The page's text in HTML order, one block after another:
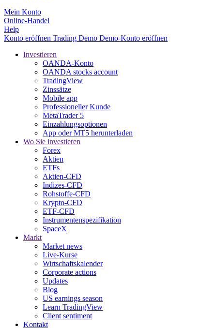
Mein Konto
Online-Handel
Help
Konto eröffnen Trading Demo Demo-Konto eröffnen
Investieren
OANDA-Konto
OANDA stocks account
TradingView
Zinssätze
Mobile app
Professioneller Kunde
MetaTrader 5
Einzahlungsoptionen
App oder MT5 herunterladen
Wo Sie investieren
Forex
Aktien
ETFs
Aktien-CFD
Indizes-CFD
Rohstoffe-CFD
Krypto-CFD
ETF-CFD
Instrumentenspezifikation
SpaceX
Markt
Market news
Live-Kurse
Wirtschaftskalender
Corporate actions
Updates
Blog
US earnings season
Learn TradingView
Client sentiment
Kontakt